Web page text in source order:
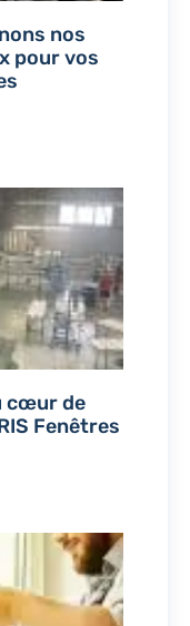
nos
pour vos
cœur de
Fenêtres